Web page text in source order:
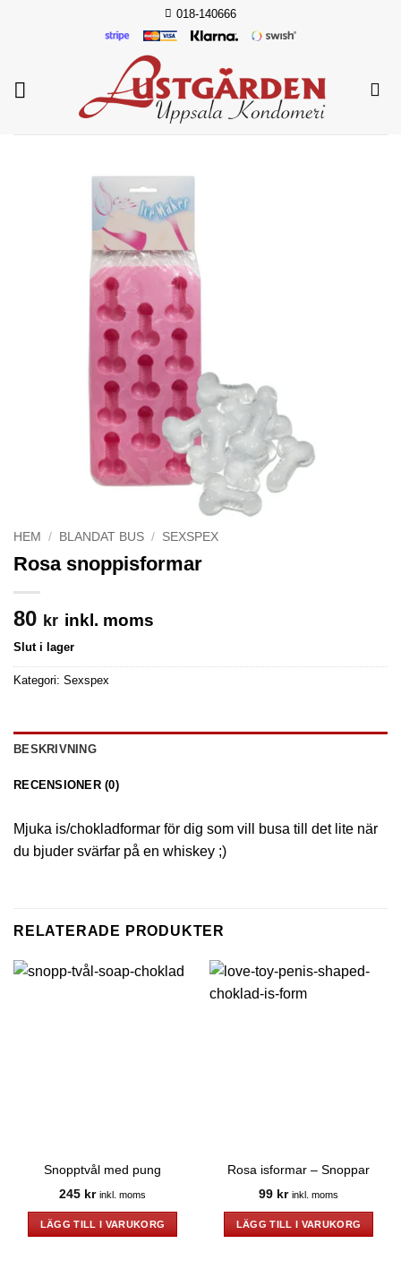
018-140666
HEM / BLANDAT BUS / SEXSPEX
Rosa snoppisformar
80 kr inkl. moms
Slut i lager
Kategori: Sexspex
BESKRIVNING
RECENSIONER (0)
Mjuka is/chokladformar för dig som vill busa till det lite när
du bjuder svärfar på en whiskey ;)
RELATERADE PRODUKTER
Snopptvål med pung
245 kr inkl. moms
LÄGG TILL I VARUKORG
Rosa isformar – Snoppar
99 kr inkl. moms
LÄGG TILL I VARUKORG